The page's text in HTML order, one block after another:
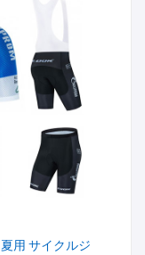
用 サイクルジ